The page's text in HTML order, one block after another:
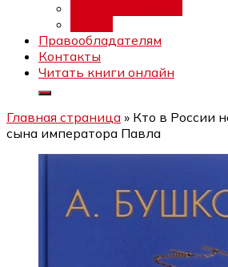
Правообладателям
Контакты
Читать книги онлайн
Главная страница » Кто в России
сына императора Павла